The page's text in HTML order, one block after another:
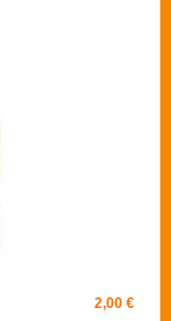
2,00 €